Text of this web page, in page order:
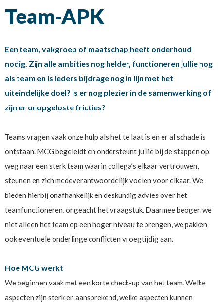
Team-APK
Een team, vakgroep of maatschap heeft onderhoud
nodig. Zijn alle ambities nog helder, functioneren jullie nog
als team en is ieders bijdrage nog in lijn met het
uiteindelijke doel? Is er nog plezier in de samenwerking of
zijn er onopgeloste fricties?
Teams vragen vaak onze hulp als het te laat is en er al schade is
ontstaan. MCG begeleidt en ondersteunt jullie bij de stappen op
weg naar een sterk team waarin collega’s elkaar vertrouwen,
steunen en zich medeverantwoordelijk voelen voor elkaar. We
bieden hierbij onafhankelijk en deskundig advies over het
teamfunctioneren, ongeacht het vraagstuk. Daarmee beogen we
niet alleen het team op een hoger niveau te brengen, we pakken
ook eventuele onderlinge conflicten vroegtijdig aan.
Hoe MCG werkt
We beginnen vaak met een korte check-up van het team. Welke
aspecten zijn sterk en aansprekend, welke aspecten kunnen